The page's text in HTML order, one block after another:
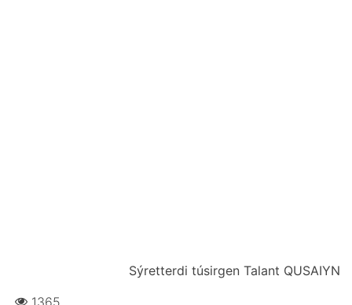
Sýrеttеrdі túsіrgеn Таlаnt QUSАIYN
1365